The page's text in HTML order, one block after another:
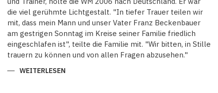
die viel gerühmte Lichtgestalt. "In tiefer Trauer teilen wir
mit, dass mein Mann und unser Vater Franz Beckenbauer
am gestrigen Sonntag im Kreise seiner Familie friedlich
eingeschlafen ist", teilte die Familie mit. "Wir bitten, in Stille
trauern zu können und von allen Fragen abzusehen."
WEITERLESEN